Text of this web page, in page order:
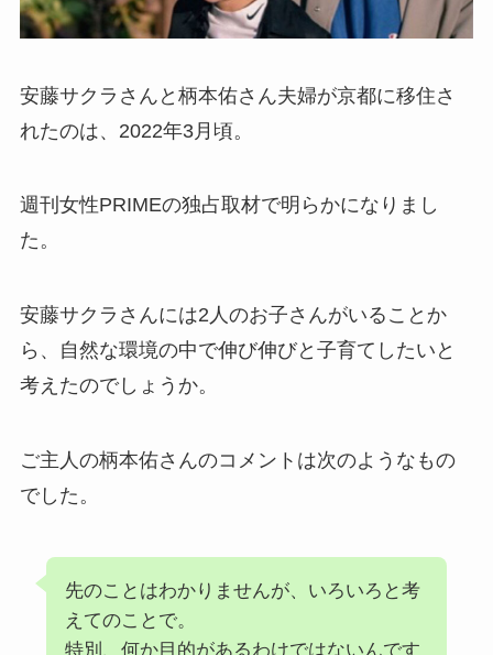
安藤サクラさんと柄本佑さん夫婦が京都に移住さ
れたのは、2022年3月頃。
週刊女性PRIMEの独占取材で明らかになりまし
た。
安藤サクラさんには2人のお子さんがいることか
ら、自然な環境の中で伸び伸びと子育てしたいと
考えたのでしょうか。
ご主人の柄本佑さんのコメントは次のようなもの
でした。
先のことはわかりませんが、いろいろと考
えてのことで。
特別、何か目的があるわけではないんです